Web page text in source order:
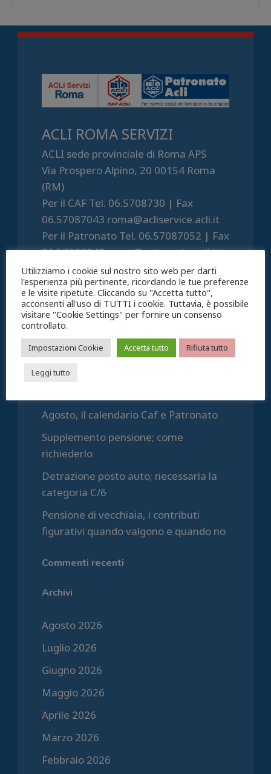
ACLI ROMA SERVIZI
ACLI sede provinciale di Roma APS
Via Prospero Alpino, 20 00154 Roma
(RM)
Per il CAF Tel. 06.5708730 | Fax
06.57087043 roma@acliservice.acli.it
Per il Patronato Tel. 06.57087052 | Fax
06.57087043 roma@patronato.acli.it
P.IVA 06019031001
Articoli recenti
Una casa, due comuni: le agevolazioni
Agosto, il calendario Caf e Patronato
Supplemento pensione; come
richiederlo
Detrazione posto auto; necessaria la
categoria C/6
Pensione di vecchiaia, i contributi
figurativi quando valgono e quando no
Commenti recenti
Archivi
Agosto 2026
Luglio 2026
Giugno 2026
Maggio 2026
Aprile 2026
Marzo 2026
Febbraio 2026
Utilizziamo i cookie sul nostro sito web per darti
l'esperienza più pertinente, ricordando le tue preferenze
e le visite ripetute. Cliccando su "Accetta tutto",
acconsenti all'uso di TUTTI i cookie. Tuttavia, è possibile
visitare "Cookie Settings" per fornire un consenso
controllato.
Impostazioni Cookie Accetta tutto Rifiuta tutto
Leggi tutto